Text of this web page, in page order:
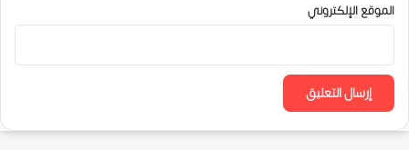
الموقع الإلكتروني